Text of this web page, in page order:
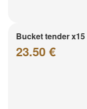
Bucket tender x15
23.50 €